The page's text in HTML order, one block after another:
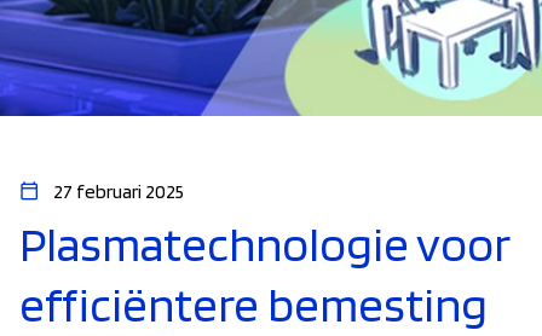
27 februari 2025
Plasmatechnologie voor
efficiëntere bemesting